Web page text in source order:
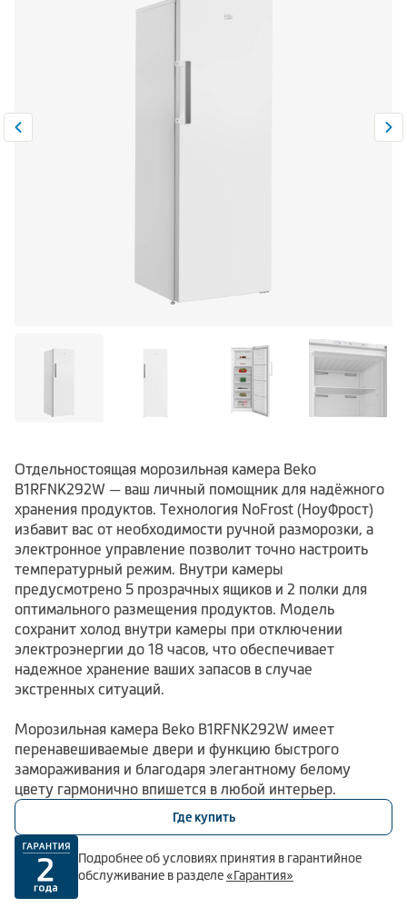
Климатическая техника
Отдельностоящая морозильная камера Beko
B1RFNK292W — ваш личный помощник для надёжного
хранения продуктов. Технология NoFrost (НоуФрост)
избавит вас от необходимости ручной разморозки, а
электронное управление позволит точно настроить
температурный режим. Внутри камеры
предусмотрено 5 прозрачных ящиков и 2 полки для
оптимального размещения продуктов. Модель
сохранит холод внутри камеры при отключении
электроэнергии до 18 часов, что обеспечивает
надежное хранение ваших запасов в случае
экстренных ситуаций.
Морозильная камера Beko B1RFNK292W имеет
перенавешиваемые двери и функцию быстрого
замораживания и благодаря элегантному белому
цвету гармонично впишется в любой интерьер.
Где купить
Подробнее об условиях принятия в гарантийное
обслуживание в разделе«Гарантия»